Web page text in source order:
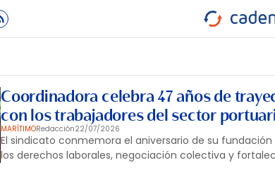
INTRALOGÍSTICA CARRETERA
CARRETERA
Coordinadora celebra 47 años de
con los trabajadores del sector
MARÍTIMORedacción22/07/2026
El sindicato conmemora el aniversario de su
los derechos laborales, negociación colectiva y